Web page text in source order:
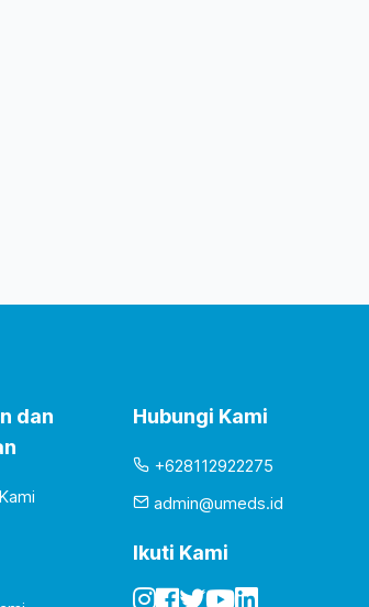
dan
Hubungi Kami
+628112922275
admin@umeds.id
Ikuti Kami